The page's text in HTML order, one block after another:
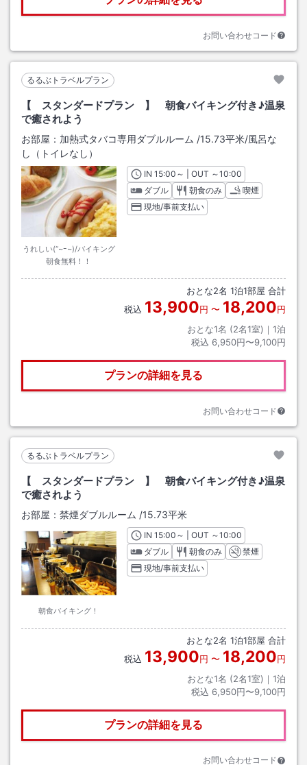
お問い合わせコード
るるぶトラベルプラン
【 スタンダードプラン 】 朝食バイキング付き♪温泉
で癒されよう
お部屋： 加熱式タバコ専用ダブルルーム /15.73平米/風呂な
し（トイレなし）
うれしい(“~ｰ~)/バイキング
朝食無料！！
INチェックイン
15:00 ～ | OUT チェックアウト
～10:00
ダブル
朝食のみ
喫煙
現地/事前支払い
おとな2名 1泊1部屋 合計
税込 13,900円 〜 18,200円
おとな1名 (2名1室)｜ 1泊
税込 6,950円〜9,100円
プランの詳細を見る
お問い合わせコード
るるぶトラベルプラン
【 スタンダードプラン 】 朝食バイキング付き♪温泉
で癒されよう
お部屋： 禁煙ダブルルーム /15.73平米
朝食バイキング！
INチェックイン
15:00 ～ | OUT チェックアウト
～10:00
ダブル
朝食のみ
禁煙
現地/事前支払い
おとな2名 1泊1部屋 合計
税込 13,900円 〜 18,200円
おとな1名 (2名1室)｜ 1泊
税込 6,950円〜9,100円
プランの詳細を見る
お問い合わせコード